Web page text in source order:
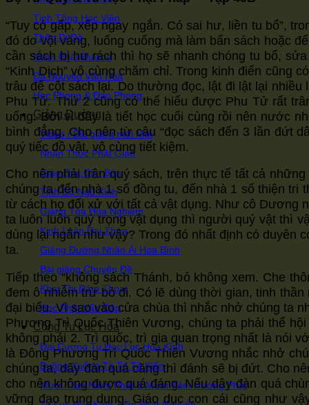
Tịnh Tông Học Viện
Thôn Di Đà
Niệm Phật Đường
Đa Nguyên Văn Hóa
Học Phong & Đạo Phong
Giảng Đường
Video / Bài giảng mới
Nhận Thức Phật Giáo
Giáo Dục Căn Bản
Tịnh Độ Ngũ Kinh
Giảng Tòa Hoa Nghiêm
Kinh Luận Đại Thừa
Giảng Đường Nhân Ái Hòa Bình
Bài giảng Chuyên Đề
Khai Thị Đàm Thoại
Học Phật Vấn Đáp
Cộng Tu Lục Hòa
Đại Cương Tu Học Lục Hòa Kính
Buông Xuống Tà Tri Tà Kiến
Mười Tâm Niệm Phật & Mười Tâm Hướng Phật
“Tuy có gấp, xếp ngay ngắn. Có sai hư, liền tu bổ”,
đó do vội vàng, luống cuống mà làm bẩn sách hoặc
cần sách bị hư rách thì họ sẽ nhanh chóng tu bổ,
“Kinh Dịch” vô cùng chăm chỉ. Trong kinh điển cũng
trâu để cột sách lại. Do thường đọc, lật đi lật lại
Phu Tử. Thứ 2 cũng có thể hiểu được Phu Tử rất
uống. Bởi vì đây là tiết học cuối cùng rồi nên nước
bình đẳng. Cho nên từ câu “đọc sách đến 3 lần đứt
quý tiếc đồ vật, vô cùng tiết kiệm.
Cho nên phải trân quý sách, trên thực tế tất cả
chúng ta đến nhà 1 số đồng tu, đến nhà 1 số thiện
từ cách họ đối xử với tất cả vật dụng. Như cô Dương
ta luôn luôn quý trọng vật dụng thì người quý vật thì
dùng lại ngắn như vậy? Trong đó nhất định có duyên
ta.
Tiếp theo “không sách Thánh, bỏ không xem. Che
đem ô nhiễm trừ bỏ đi. Có lẽ dùng thời gian, tinh
đại biểu. Vì sao vào cửa chùa thì nhắc nhở chúng ta
Phương Trì Quốc Thiên Vương, chúng ta phải thể
không phải 2. Trì quốc, trì gia quan trọng nhất là nói
là Đông Phương Trì Quốc Thiên Vương nhắc nhở
chúng ta, dây đàn quá căng thì đánh sẽ bị đứt. Cho
cho nên không được quá đáng. Nếu dây đàn quá
vững đạo trung dung. Giáo dục con cái cũng như